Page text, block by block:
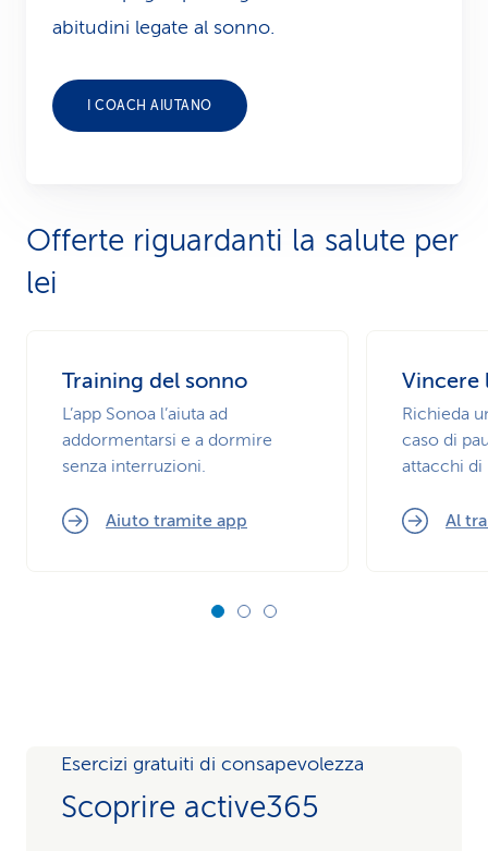
abitudini legate al sonno.
I COACH AIUTANO
Offerte riguardanti la salute per
lei
Training del sonno
L’app Sonoa l’aiuta ad
addormentarsi e a dormire
senza interruzioni.
Aiuto tramite app
Vincere
Richieda
caso di
attacchi di
Al
Esercizi gratuiti di consapevolezza
Scoprire active365